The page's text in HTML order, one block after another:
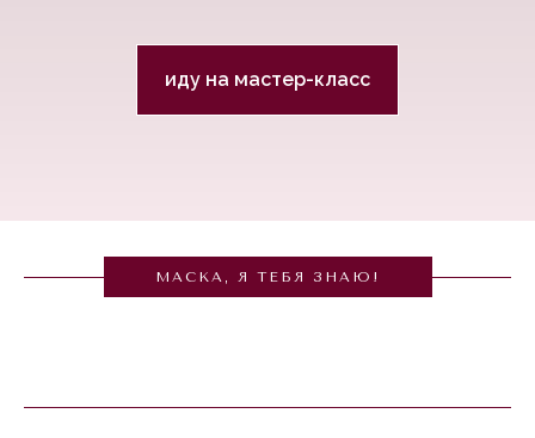
иду на мастер-класс
МАСКА, Я ТЕБЯ ЗНАЮ!